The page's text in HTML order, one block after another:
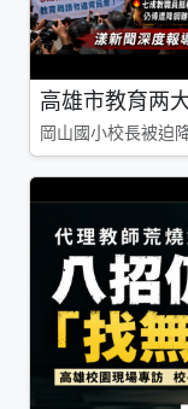
高雄市教育两
岡山國小校長被迫